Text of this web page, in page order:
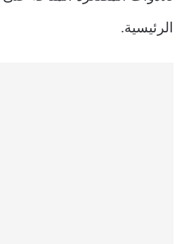
الرئيسية.